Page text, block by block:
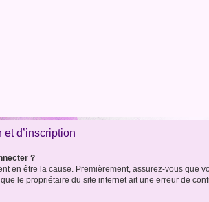
d’inscription
?
en être la cause. Premièrement, assurez-vous que
le propriétaire du site internet ait une erreur de